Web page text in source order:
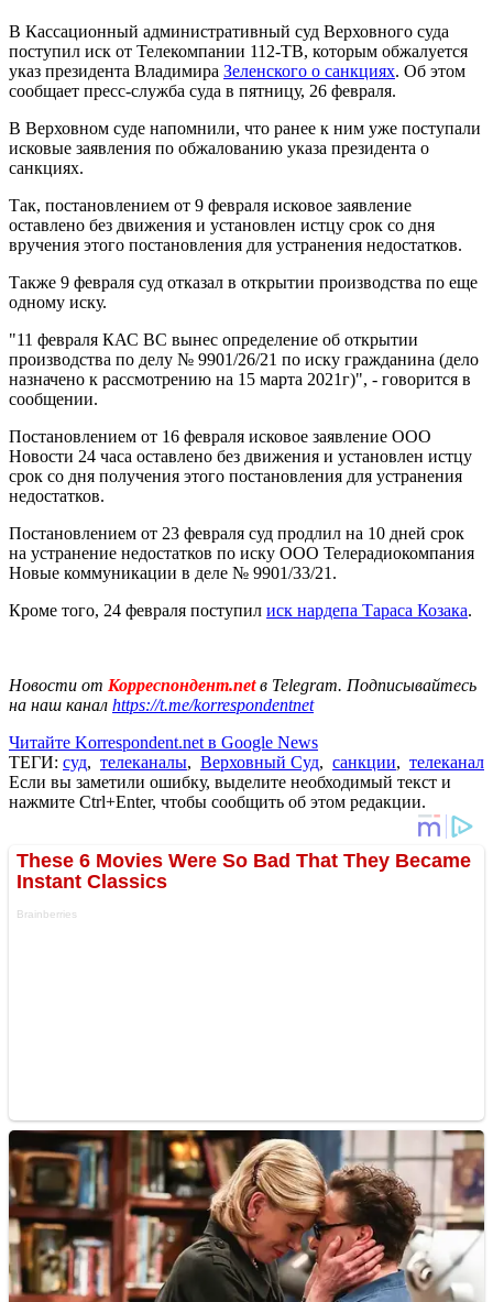
В Кассационный административный суд Верховного суда
поступил иск от Телекомпании 112-ТВ, которым обжалуется
указ президента Владимира Зеленского о санкциях. Об этом
сообщает пресс-служба суда в пятницу, 26 февраля.
В Верховном суде напомнили, что ранее к ним уже поступали
исковые заявления по обжалованию указа президента о
санкциях.
Так, постановлением от 9 февраля исковое заявление
оставлено без движения и установлен истцу срок со дня
вручения этого постановления для устранения недостатков.
Также 9 февраля суд отказал в открытии производства по еще
одному иску.
"11 февраля КАС ВС вынес определение об открытии
производства по делу № 9901/26/21 по иску гражданина (дело
назначено к рассмотрению на 15 марта 2021г)", - говорится в
сообщении.
Постановлением от 16 февраля исковое заявление ООО
Новости 24 часа оставлено без движения и установлен истцу
срок со дня получения этого постановления для устранения
недостатков.
Постановлением от 23 февраля суд продлил на 10 дней срок
на устранение недостатков по иску ООО Телерадиокомпания
Новые коммуникации в деле № 9901/33/21.
Кроме того, 24 февраля поступил иск нардепа Тараса Козака.
Новости от Корреспондент.netв Telegram. Подписывайтесь
на наш канал https://t.me/korrespondentnet
Читайте Korrespondent.net в Google News
ТЕГИ: суд, телеканалы, Верховный Суд, санкции, телеканал
Если вы заметили ошибку, выделите необходимый текст и
нажмите Ctrl+Enter, чтобы сообщить об этом редакции.